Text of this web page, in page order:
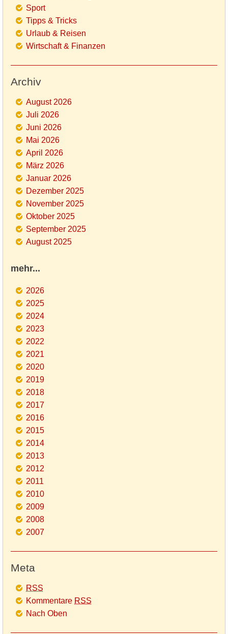
Sport
Tipps & Tricks
Urlaub & Reisen
Wirtschaft & Finanzen
Archiv
August 2026
Juli 2026
Juni 2026
Mai 2026
April 2026
März 2026
Januar 2026
Dezember 2025
November 2025
Oktober 2025
September 2025
August 2025
mehr...
2026
2025
2024
2023
2022
2021
2020
2019
2018
2017
2016
2015
2014
2013
2012
2011
2010
2009
2008
2007
Meta
RSS
Kommentare RSS
Nach Oben